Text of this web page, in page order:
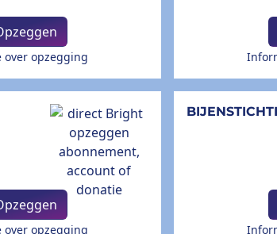
opzegging
opzegging